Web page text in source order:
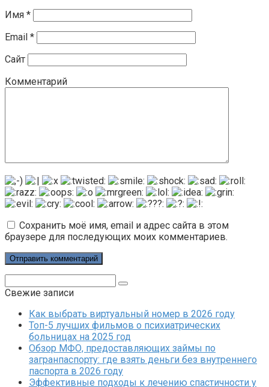
Имя *
Email *
Сайт
Комментарий
Сохранить моё имя, email и адрес сайта в этом
браузере для последующих моих комментариев.
Свежие записи
Как выбрать виртуальный номер в 2026 году
Топ-5 лучших фильмов о психиатрических
больницах на 2025 год
Обзор МФО, предоставляющих займы по
загранпаспорту: где взять деньги без внутреннего
паспорта в 2026 году
Эффективные подходы к лечению спастичности у